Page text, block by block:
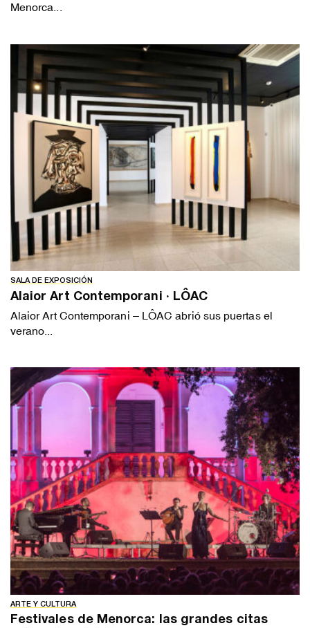
Menorca...
SALA DE EXPOSICIÓN
Alaior Art Contemporani · LÔAC
Alaior Art Contemporani – LÔAC abrió sus puertas el
verano...
ARTE Y CULTURA
Festivales de Menorca: las grandes citas